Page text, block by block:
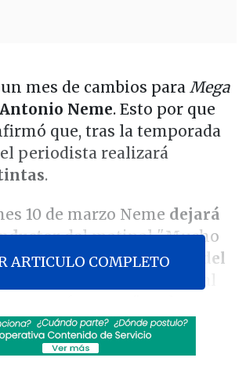
mes de cambios para Mega
Antonio Neme. Esto por que
que, tras la temporada
periodista realizará
.
10 de marzo Neme dejará
del matinal "Mucho
a ser el presentador del
Central
ARTICULO COMPLETO